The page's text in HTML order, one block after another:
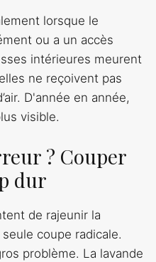
lorsque le
ou a un accès
intérieures meurent
ne reçoivent pas
D'année en année,
visible.
? Couper
dur
de rajeunir la
coupe radicale.
problème. La lavande